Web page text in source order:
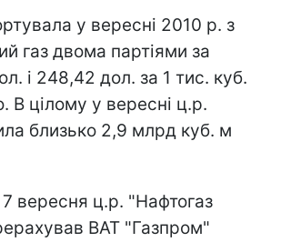
у вересні 2010 р. з
газ двома партіями за
і 248,42 дол. за 1 тис. куб.
В цілому у вересні ц.р.
близько 2,9 млрд куб. м
вересня ц.р. "Нафтогаз
ВАТ "Газпром"